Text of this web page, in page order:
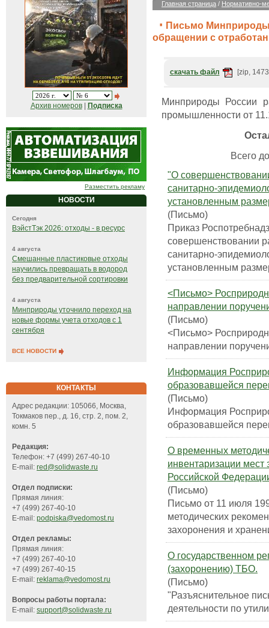
Архив номеров| Подписка
Разместить рекламу
НОВОСТИ
Сегодня
ВэйстТэк 2026: отходы - в ресурс
4 августа
Смешанные пластиковые отходы
научились превращать в водород
без предварительной сортировки
4 августа
Минприроды уточнило переход на
новые формы учета отходов с 1
сентября
ВСЕ НОВОСТИ
КОНТАКТЫ
Адрес редакции: 105066, Москва,
Токмаков пер., д. 16, стр. 2, пом. 2,
комн. 5
Редакция:
Телефон: +7 (499) 267-40-10
E-mail: red@solidwaste.ru
Отдел подписки:
Прямая линия:
+7 (499) 267-40-10
E-mail: podpiska@vedomost.ru
Отдел рекламы:
Прямая линия:
+7 (499) 267-40-10
+7 (499) 267-40-15
E-mail: reklama@vedomost.ru
Вопросы работы портала:
E-mail: support@solidwaste.ru
Главная страница / Нормативно-
Письмо Минприроды
обращении с
скачать файл [zip,
Минприроды России
промышленности от
Всего
"О
санитарно-
установленным
(Письмо)
Приказ
совершенствовании
санитарно-
установленным
<Письмо>
направлении
(Письмо)
<Письмо>
направлении
Информация
образовавшейся
(Письмо)
Информация
образовавшейся
О временных
инвентаризации мест
Российской
(Письмо)
Письмо от 11 июля
методических
захоронения и
О государственном
(захоронению) ТБО.
(Письмо)
"Разъяснительное
деятельности по